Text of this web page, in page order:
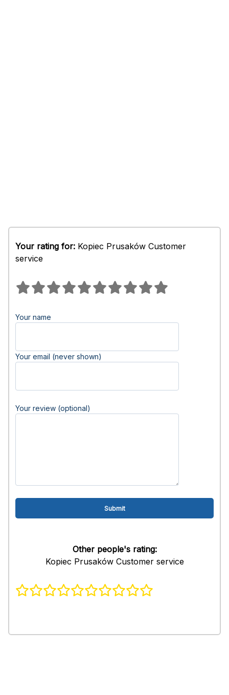
Your rating for: Kopiec Prusaków Customer
service
Your name
Your email (never shown)
Your review (optional)
Other people's rating:
Kopiec Prusaków Customer service